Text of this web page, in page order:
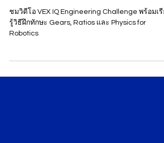
ชมวิดีโอ VEX IQ Engineering Challenge พร้อมเรี
รู้วิธีฝึกทักษะ Gears, Ratios และ Physics for
Robotics